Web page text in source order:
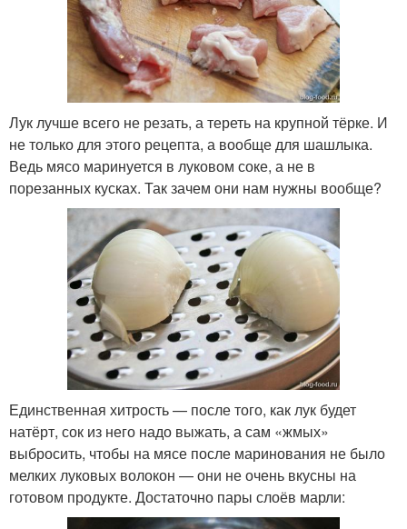
Лук лучше всего не резать, а тереть на крупной тёрке. И
не только для этого рецепта, а вообще для шашлыка.
Ведь мясо маринуется в луковом соке, а не в
порезанных кусках. Так зачем они нам нужны вообще?
Единственная хитрость — после того, как лук будет
натёрт, сок из него надо выжать, а сам «жмых»
выбросить, чтобы на мясе после маринования не было
мелких луковых волокон — они не очень вкусны на
готовом продукте. Достаточно пары слоёв марли: